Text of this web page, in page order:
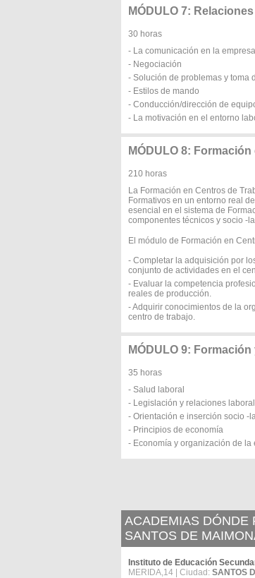
MÓDULO 7:
30 horas
- La comunicación en la empresa
- Negociación
- Solución de problemas y toma
- Estilos de mando
- Conducción/dirección de
- La motivación en el entorno
MÓDULO 8:
210 horas
La Formación en Centros de
Formativos en un entorno real
esencial en el sistema de
componentes técnicos y socio -
El módulo de Formación en
- Completar la adquisición por
conjunto de actividades en el
- Evaluar la competencia
reales de producción.
- Adquirir conocimientos de la
centro de trabajo.
MÓDULO 9:
35 horas
- Salud laboral
- Legislación y relaciones
- Orientación e inserción socio -
- Principios de economía
- Economía y organización de la
ACADEMIAS DÓNDE
SANTOS DE
Instituto de Educación
MERIDA,14 | Ciudad: SANTOS